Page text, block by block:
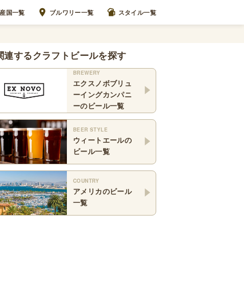
国一覧 ブルワリー一覧 スタイル一覧
連するクラフトビールを探す
BREWERY
エクスノボブリュ
ーイングカンパニ
ーのビール一覧
BEER STYLE
ウィートエールの
ビール一覧
COUNTRY
アメリカのビール
一覧